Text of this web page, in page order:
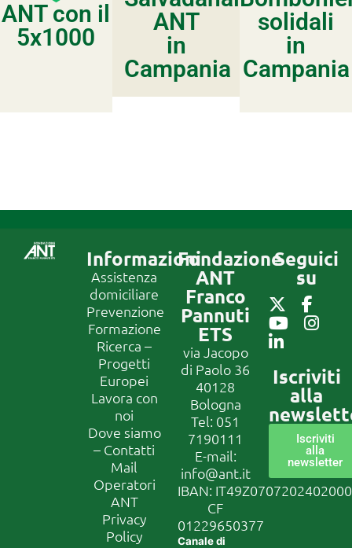
ANT con il
5x1000
ANT
in
Campania
solidali
in
Campania
Informazioni
Assistenza
domiciliare
Prevenzione
Formazione
Ricerca –
Progetti
Europei
Lavora con
noi
Dove siamo
– Contatti
Mail
Operatori
ANT
Privacy
Policy
Fondazione
ANT
Franco
Pannuti
ETS
via Jacopo
di Paolo 36
40128
Bologna
Tel: 051
7190111
E-mail:
info@ant.it
IBAN:
CF
01229650377
Canale di
Seguici
su
Iscriviti
alla
Iscriviti
alla
newsletter